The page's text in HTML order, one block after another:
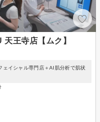
王寺店【ムク】
ェイシャル専門店＋AI肌分析で肌状